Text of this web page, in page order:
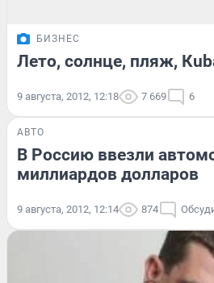
БИЗНЕС
Лето, солнце, пляж,
9 августа, 2012, 12:18 7 669 6
АВТО
В Россию ввезли
миллиардов долларов
9 августа, 2012, 12:14 874